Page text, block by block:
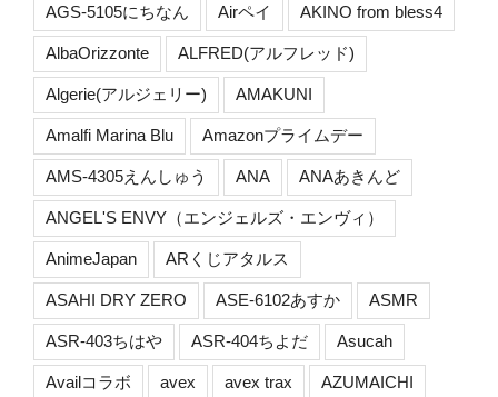
AGS-5105にちなん Airペイ AKINO from bless4
AlbaOrizzonte ALFRED(アルフレッド)
Algerie(アルジェリー) AMAKUNI
Amalfi Marina Blu Amazonプライムデー
AMS-4305えんしゅう ANA ANAあきんど
ANGEL'S ENVY（エンジェルズ・エンヴィ）
AnimeJapan ARくじアタルス
ASAHI DRY ZERO ASE-6102あすか ASMR
ASR-403ちはや ASR-404ちよだ Asucah
Availコラボ avex avex trax AZUMAICHI